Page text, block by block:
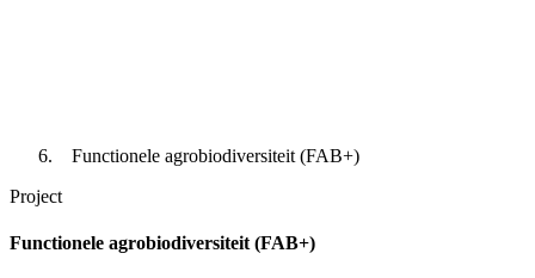
Functionele agrobiodiversiteit (FAB+)
Project
Functionele agrobiodiversiteit (FAB+)